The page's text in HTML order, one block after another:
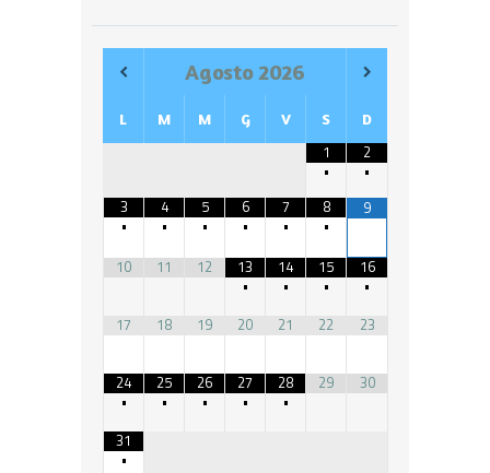
Agosto2026
L M M G V S D
1
•
2
•
3
•
4
•
5
•
6
•
7
•
8
•
9
10 11 12
13
•
14
•
15
•
16
•
17
18 19 20 21 22 23
24
•
25
•
26
•
27
•
28
•
29 30
31
•